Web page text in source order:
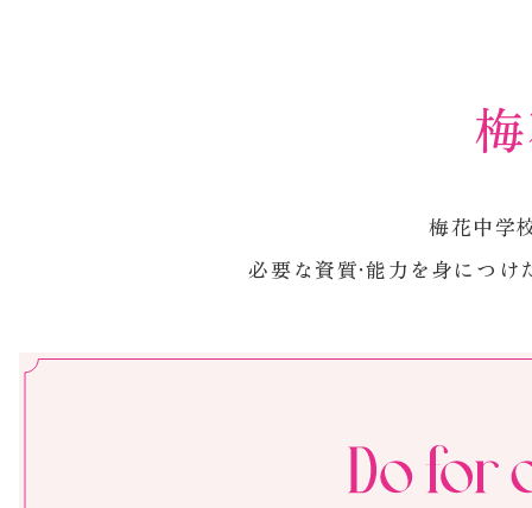
梅花中学
必要な資質·能力を身につ